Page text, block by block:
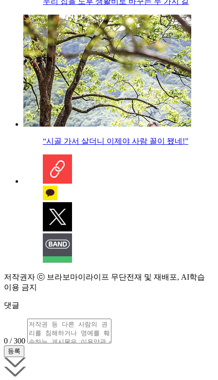
“시골 가서 살더니 이제야 사람 꼴이 됐네!”
저작권자 ⓒ 브라보마이라이프 무단전재 및 재배포, AI학습
이용 금지
댓글
0 / 300